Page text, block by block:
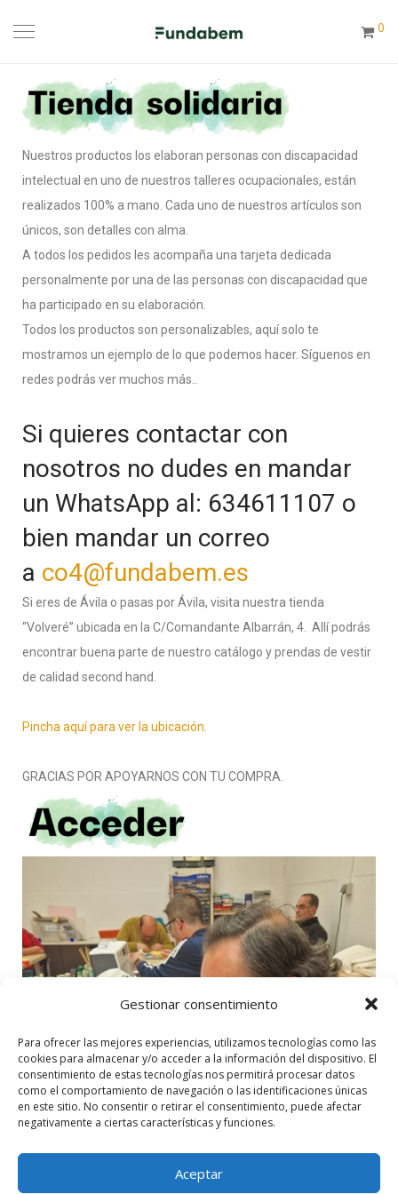
Gestionar consentimiento
Para ofrecer las mejores experiencias, utilizamos tecnologías como las
cookies para almacenar y/o acceder a la información del dispositivo. El
consentimiento de estas tecnologías nos permitirá procesar datos
como el comportamiento de navegación o las identificaciones únicas
en este sitio. No consentir o retirar el consentimiento, puede afectar
negativamente a ciertas características y funciones.
Aceptar
0
Nuestros productos los elaboran personas con discapacidad
intelectual en uno de nuestros talleres ocupacionales, están
realizados 100% a mano. Cada uno de nuestros artículos son
únicos, son detalles con alma.
A todos los pedidos les acompaña una tarjeta dedicada
personalmente por una de las personas con discapacidad que
ha participado en su elaboración.
Todos los productos son personalizables, aquí solo te
mostramos un ejemplo de lo que podemos hacer. Síguenos en
redes podrás ver muchos más..
Si quieres contactar con
nosotros no dudes en mandar
un WhatsApp al: 634611107 o
bien mandar un correo
a co4@fundabem.es
Si eres de Ávila o pasas por Ávila, visita nuestra tienda
“Volveré” ubicada en la C/Comandante Albarrán, 4. Allí podrás
encontrar buena parte de nuestro catálogo y prendas de vestir
de calidad second hand.
Pincha aquí para ver la ubicación.
GRACIAS POR APOYARNOS CON TU COMPRA.